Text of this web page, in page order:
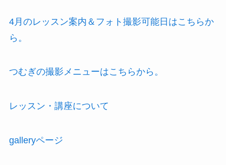
4月のレッスン案内＆フォト撮影可能日はこちらか
ら。
つむぎの撮影メニューはこちらから。
レッスン・講座について
galleryページ